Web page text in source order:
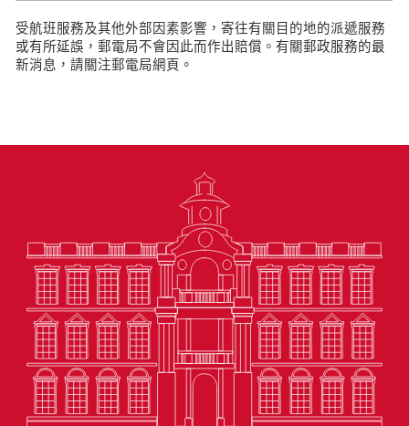
受航班服務及其他外部因素影響，寄往有關目的地的派遞服務
或有所延誤，郵電局不會因此而作出賠償。有關郵政服務的最
新消息，請關注郵電局網頁。